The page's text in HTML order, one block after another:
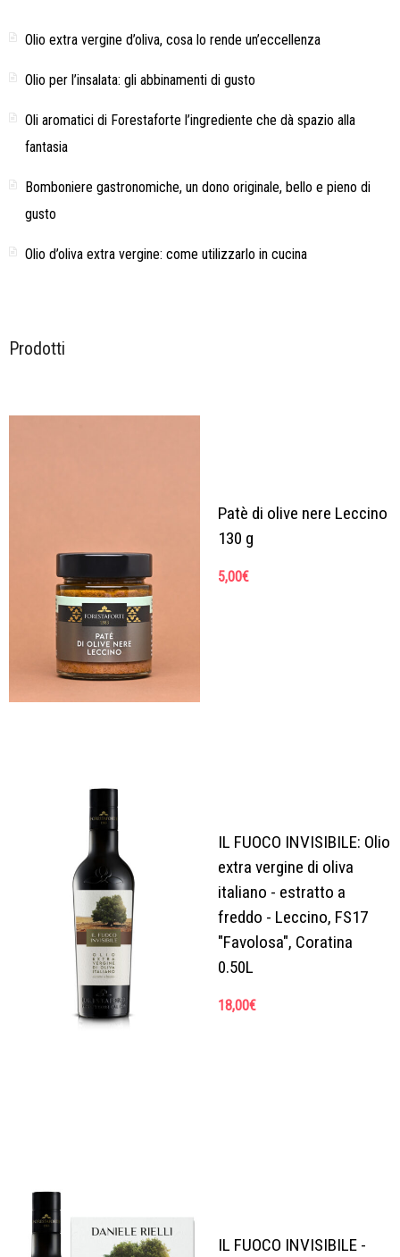
Olio extra vergine d’oliva, cosa lo rende un’eccellenza
Olio per l’insalata: gli abbinamenti di gusto
Oli aromatici di Forestaforte l’ingrediente che dà spazio alla
fantasia
Bomboniere gastronomiche, un dono originale, bello e pieno di
gusto
Olio d’oliva extra vergine: come utilizzarlo in cucina
Prodotti
Patè di olive nere Leccino
130 g
5,00€
IL FUOCO INVISIBILE: Olio
extra vergine di oliva
italiano - estratto a
freddo - Leccino, FS17
"Favolosa", Coratina
0.50L
18,00€
IL FUOCO INVISIBILE -